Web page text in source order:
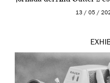
13 / 05 /